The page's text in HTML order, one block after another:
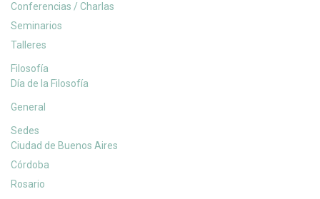
Conferencias / Charlas
Seminarios
Talleres
Filosofía
Día de la Filosofía
General
Sedes
Ciudad de Buenos Aires
Córdoba
Rosario